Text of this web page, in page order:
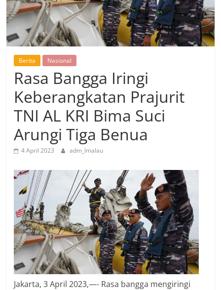
Berita Nasional
Rasa Bangga Iringi
Keberangkatan Prajurit
TNI AL KRI Bima Suci
Arungi Tiga Benua
4 April 2023 adm_lmalau
Jakarta, 3 April 2023,—- Rasa bangga mengiringi